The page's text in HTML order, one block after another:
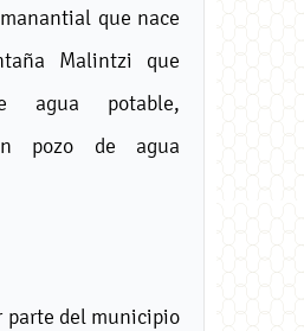
que nace
Malintzi que
agua potable,
pozo de agua
parte del municipio